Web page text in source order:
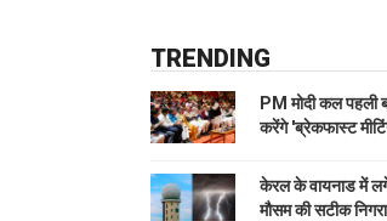
TRENDING
PM मोदी कल पहली
करेंगे 'ब्रेकफास्ट
केरल के वायनाड में
मौसम की सटीक